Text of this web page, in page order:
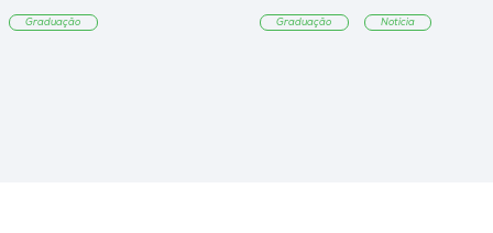
Graduação Graduação Notícia